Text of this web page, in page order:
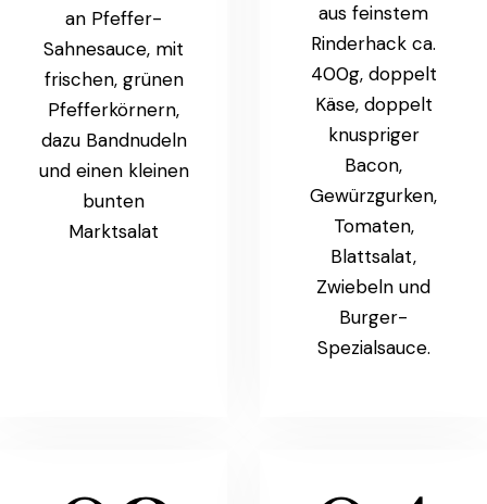
an Pfeffer-
Sahnesauce, mit
frischen, grünen
Pfefferkörnern,
dazu Bandnudeln
und einen kleinen
bunten
Marktsalat
aus feinstem
Rinderhack ca.
400g, doppelt
Käse, doppelt
knuspriger
Bacon,
Gewürzgurken,
Tomaten,
Blattsalat,
Zwiebeln und
Burger-
Spezialsauce.